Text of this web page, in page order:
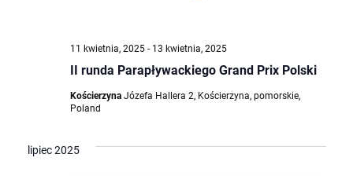
II runda Parapływackiego Grand Prix Polski
11 kwietnia, 2025- 13 kwietnia, 2025
Kościerzyna Józefa Hallera 2, Kościerzyna, pomorskie,
Poland
lipiec 2025